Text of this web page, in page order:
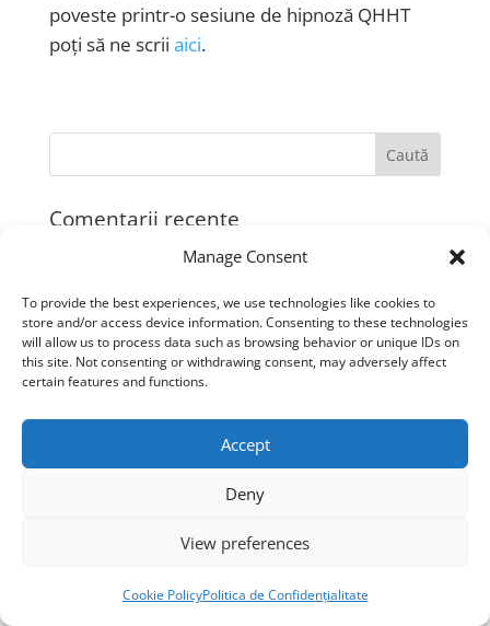
Manage Consent
To provide the best experiences, we use technologies like cookies to
store and/or access device information. Consenting to these technologies
will allow us to process data such as browsing behavior or unique IDs on
this site. Not consenting or withdrawing consent, may adversely affect
certain features and functions.
Accept
Deny
View preferences
Cookie PolicyPolitica de Confidențialitate
poveste printr-o sesiune de hipnoză QHHT
poți să ne scrii aici.
Comentarii recente
De ce unii oameni nu văd vieți anterioare în
păcat?
De ce unii oameni nu văd vieți anterioare în
regresie? - QHHT Romania
De ce nu funcționează hipnoza pentru mine? -
vs alte metode de hipnoză
iulie 2026